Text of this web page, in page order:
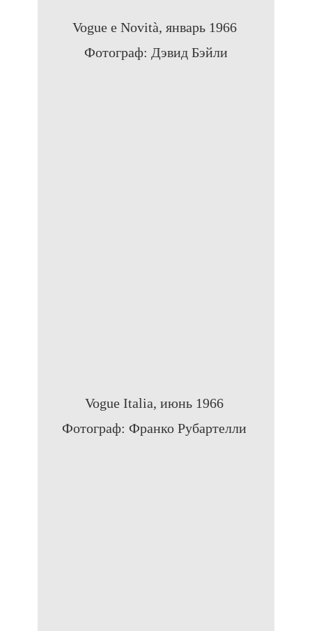
Vogue e Novità, январь 1966
Фотограф: Дэвид Бэйли
Vogue Italia, июнь 1966
Фотограф: Франко Рубартелли